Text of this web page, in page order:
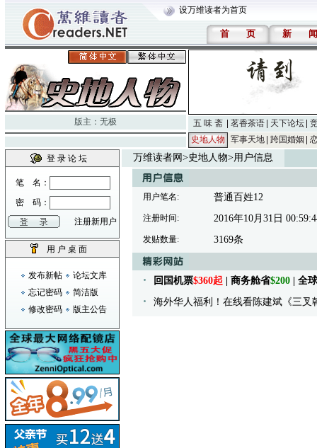
设万维读者为首页
首 页 新 闻
版主： 无极 五 味 斋 茗香茶语 天下论坛
史地人物
军事天地 跨国婚姻
登 录 论 坛
笔 名：
密 码：
注册新用户
用 户 桌 面
发布新帖
论坛文库
忘记密码
简洁版
修改密码
版主公告
万维读者网 > 史地人物>用户信息
用户笔名: 普通百姓12
注册时间: 2016年10月31日
发贴数量: 3169条
回国机票$360起 | 商务舱省$200 | 全
海外华人福利！在线看陈建斌《三